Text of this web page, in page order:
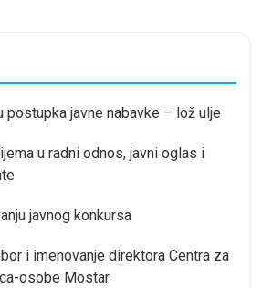
postupka javne nabavke – lož ulje
u radni odnos, javni oglas i
javnog konkursa
i imenovanje direktora Centra za
osobe Mostar